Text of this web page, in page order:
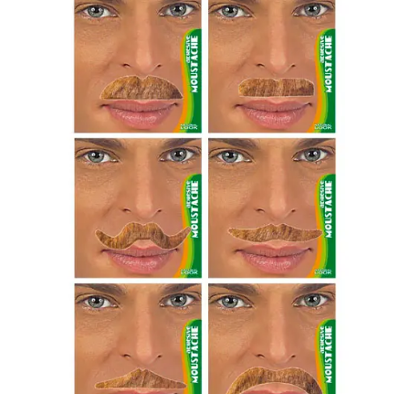
tűzoltó
- Stich
- Macskanő
- Harlequin
- Addams
- Batman
- Robin Hood
- Pán Péter
- Super Mario
- Angyal
- Csontváz
- Ördög
- Bohóc
- Vámpír
- Kaszás
- Szellem
- Cowboy
- Cowgirl